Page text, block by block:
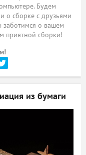
Будем
о сборке с друзьями
заботимся о вашем
приятной сборки!
из бумаги